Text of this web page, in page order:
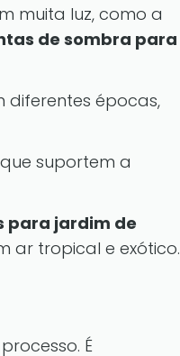
muita luz, como a
de sombra para
diferentes épocas,
que suportem a
para jardim de
ar tropical e exótico.
É